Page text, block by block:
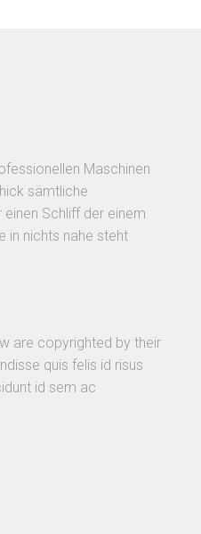
Maschinen
sämtliche
Schliff der einem
in nichts nahe steht
are copyrighted by their
quis felis id risus
id sem ac